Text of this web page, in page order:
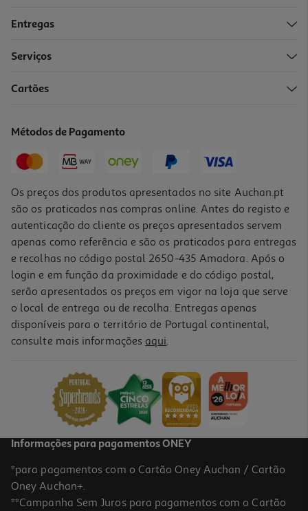
-10%
20,90 € PVP de editor
-10%
Livro O Terceiro Gémeo Ken Follett
PVP de editor
19,71 €
Entregas
Serviços
Cartões
Métodos de Pagamento
Os preços dos produtos apresentados no site Auchan.pt
são os praticados nas compras online. Antes do registo e
autenticação do cliente os preços apresentados servem
apenas como referência e são os praticados para entregas
e recolhas no código postal 2650-435 Amadora. Após o
login e em função da proximidade e do código postal,
serão apresentados os preços em vigor na loja que serve
o local de entrega ou de recolha. Entregas apenas
disponíveis para o território de Portugal continental,
consulte mais informações aqui.
Informações para pagamentos ONEY
*para pagamentos com o Cartão Oney Auchan / Cartão
Oney Auchan+.
**Campanha Sem Juros para pagamentos com o Cartão